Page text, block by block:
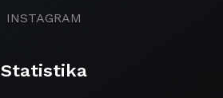
INSTAGRAM
Statistika